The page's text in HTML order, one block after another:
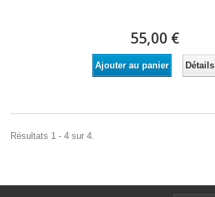
55,00 €
Ajouter au panier Détails
Résultats 1 - 4 sur 4.